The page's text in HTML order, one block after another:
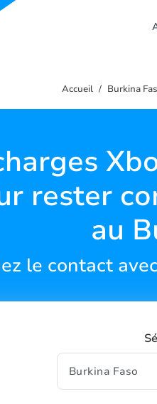
Accueil Burkina
rester
au
le contact